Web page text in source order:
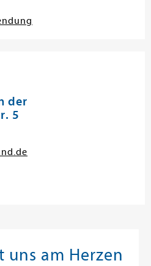
der
5
am Herzen